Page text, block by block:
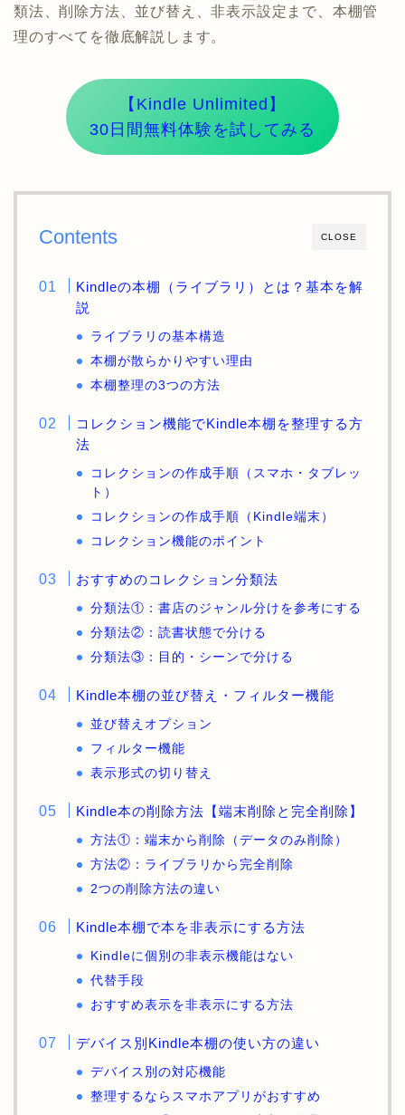
類法、削除方法、並び替え、非表示設定まで、本棚管
理のすべてを徹底解説します。
【Kindle Unlimited】
30日間無料体験を試してみる
CLOSE
Contents
Kindleの本棚（ライブラリ）とは？基本を解
説
ライブラリの基本構造
本棚が散らかりやすい理由
本棚整理の3つの方法
コレクション機能でKindle本棚を整理する方
法
コレクションの作成手順（スマホ・タブレッ
ト）
コレクションの作成手順（Kindle端末）
コレクション機能のポイント
おすすめのコレクション分類法
分類法①：書店のジャンル分けを参考にする
分類法②：読書状態で分ける
分類法③：目的・シーンで分ける
Kindle本棚の並び替え・フィルター機能
並び替えオプション
フィルター機能
表示形式の切り替え
Kindle本の削除方法【端末削除と完全削除】
方法①：端末から削除（データのみ削除）
方法②：ライブラリから完全削除
2つの削除方法の違い
Kindle本棚で本を非表示にする方法
Kindleに個別の非表示機能はない
代替手段
おすすめ表示を非表示にする方法
デバイス別Kindle本棚の使い方の違い
デバイス別の対応機能
整理するならスマホアプリがおすすめ